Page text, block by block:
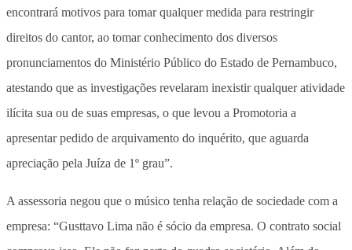
encontrará motivos para tomar qualquer medida para restringir
direitos do cantor, ao tomar conhecimento dos diversos
pronunciamentos do Ministério Público do Estado de Pernambuco,
atestando que as investigações revelaram inexistir qualquer atividade
ilícita sua ou de suas empresas, o que levou a Promotoria a
apresentar pedido de arquivamento do inquérito, que aguarda
apreciação pela Juíza de 1º grau”.
A assessoria negou que o músico tenha relação de sociedade com a
empresa: “Gusttavo Lima não é sócio da empresa. O contrato social